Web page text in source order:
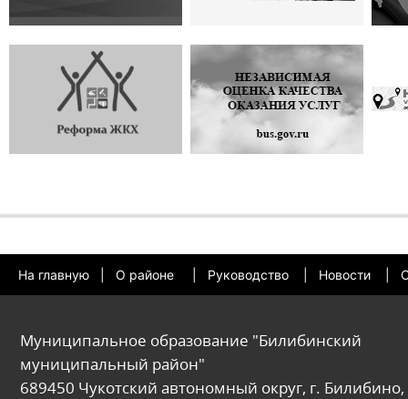
На главную О районе Руководство Новости
Муниципальное образование "Билибинский
муниципальный район"
689450 Чукотский автономный округ, г. Билибино,